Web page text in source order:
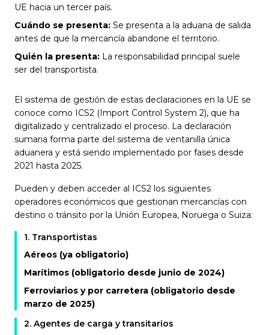
UE hacia un tercer país.
Cuándo se presenta: Se presenta a la aduana de salida
antes de que la mercancía abandone el territorio.
Quién la presenta: La responsabilidad principal suele
ser del transportista.
El sistema de gestión de estas declaraciones en la UE se
conoce como ICS2 (Import Control System 2), que ha
digitalizado y centralizado el proceso. La declaración
sumaria forma parte del sistema de ventanilla única
aduanera y está siendo implementado por fases desde
2021 hasta 2025.
Pueden y deben acceder al ICS2 los siguientes
operadores económicos que gestionan mercancías con
destino o tránsito por la Unión Europea, Noruega o Suiza:
1. Transportistas
Aéreos (ya obligatorio)
Marítimos (obligatorio desde junio de 2024)
Ferroviarios y por carretera (obligatorio desde
marzo de 2025)
2. Agentes de carga y transitarios